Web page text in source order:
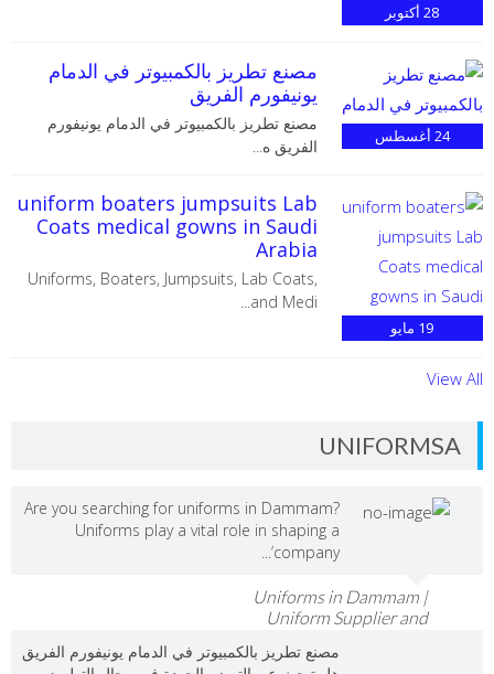
28 أكتوبر
24 أغسطس
مصنع تطريز بالكمبيوتر في الدمام
يونيفورم الفريق
مصنع تطريز بالكمبيوتر في الدمام يونيفورم
الفريق ه...
19 مايو
uniform boaters jumpsuits Lab
Coats medical gowns in Saudi
Arabia
‏Uniforms, Boaters, Jumpsuits, Lab Coats,
and Medi...
View All
UNIFORMSA
Are you searching for uniforms in Dammam?
Uniforms play a vital role in shaping a
company’...
Uniforms in Dammam |
Uniform Supplier and
مصنع تطريز بالكمبيوتر في الدمام يونيفورم الفريق